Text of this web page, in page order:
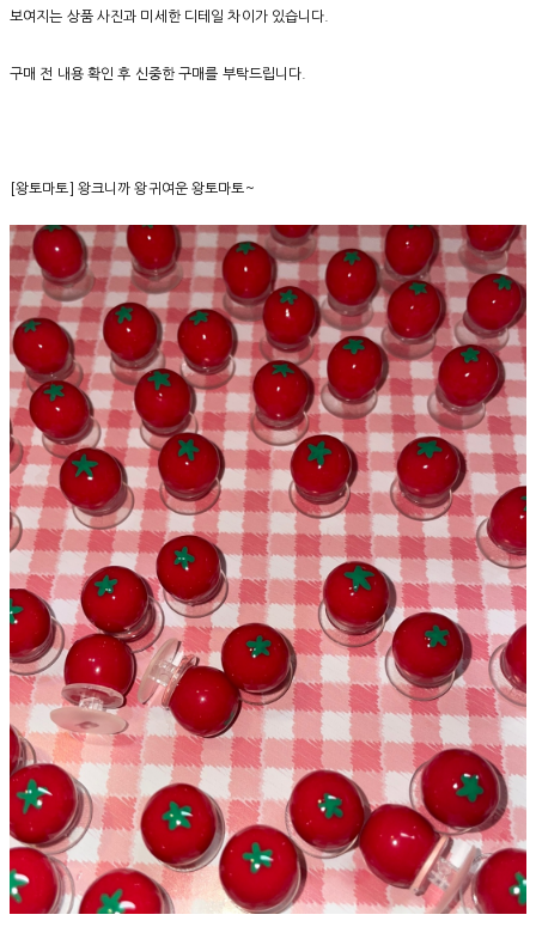
보여지는 상품 사진과 미세한 디테일 차이가 있습니다.
구매 전 내용 확인 후 신중한 구매를 부탁드립니다.
[왕토마토] 왕크니까 왕귀여운 왕토마토~